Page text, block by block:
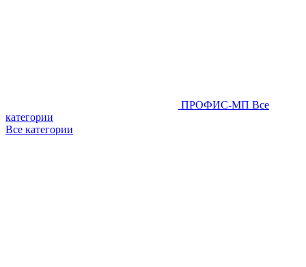
ПРОФИС-МП Все
категории
Все категории